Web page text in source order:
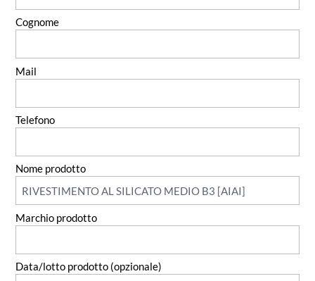
Cognome
Mail
Telefono
Nome prodotto
Marchio prodotto
Data/lotto prodotto (opzionale)